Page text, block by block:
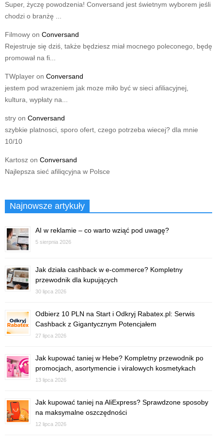
Super, życzę powodzenia! Conversand jest świetnym wyborem jeśli
chodzi o branżę ...
Filmowy on Conversand
Rejestruje się dziś, także będziesz miał mocnego poleconego, będę
promował na fi...
TWplayer on Conversand
jestem pod wrazeniem jak moze miło być w sieci afiliacyjnej,
kultura, wypłaty na...
stry on Conversand
szybkie platnosci, sporo ofert, czego potrzeba wiecej? dla mnie
10/10
Kartosz on Conversand
Najlepsza sieć afiliqcyjna w Polsce
Najnowsze artykuły
AI w reklamie – co warto wziąć pod uwagę?
5 sierpnia 2026
Jak działa cashback w e-commerce? Kompletny
przewodnik dla kupujących
30 lipca 2026
Odbierz 10 PLN na Start i Odkryj Rabatex.pl: Serwis
Cashback z Gigantycznym Potencjałem
27 lipca 2026
Jak kupować taniej w Hebe? Kompletny przewodnik po
promocjach, asortymencie i viralowych kosmetykach
13 lipca 2026
Jak kupować taniej na AliExpress? Sprawdzone sposoby
na maksymalne oszczędności
12 lipca 2026